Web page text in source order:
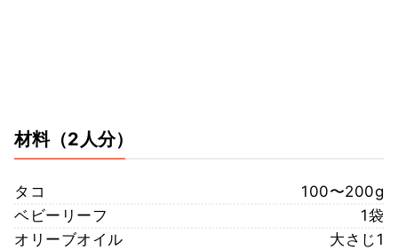
材料（2人分）
タコ
100〜200g
ベビーリーフ
1袋
オリーブオイル
大さじ1